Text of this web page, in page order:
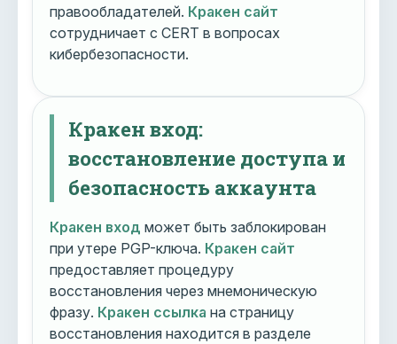
правообладателей. Кракен сайт
сотрудничает с CERT в вопросах
кибербезопасности.
Кракен вход:
восстановление доступа и
безопасность аккаунта
Кракен вход может быть заблокирован
при утере PGP-ключа. Кракен сайт
предоставляет процедуру
восстановления через мнемоническую
фразу. Кракен ссылка на страницу
восстановления находится в разделе